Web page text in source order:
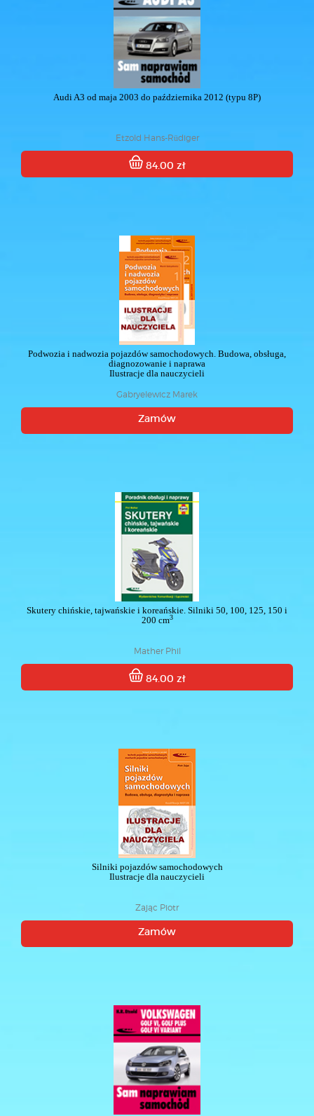
Audi A3 od maja 2003 do października 2012 (typu 8P)
Etzold Hans-Rüdiger
84.00 zł
Podwozia i nadwozia pojazdów samochodowych. Budowa, obsługa,
diagnozowanie i naprawa
Ilustracje dla nauczycieli
Gabryelewicz Marek
Zamów
Skutery chińskie, tajwańskie i koreańskie. Silniki 50, 100, 125, 150 i
200 cm3
Mather Phil
84.00 zł
Silniki pojazdów samochodowych
Ilustracje dla nauczycieli
Zając Piotr
Zamów